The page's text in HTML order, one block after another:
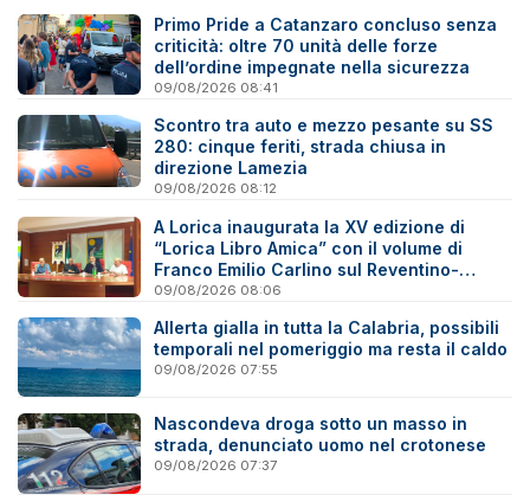
Primo Pride a Catanzaro concluso senza
criticità: oltre 70 unità delle forze
dell’ordine impegnate nella sicurezza
09/08/2026 08:41
Scontro tra auto e mezzo pesante su SS
280: cinque feriti, strada chiusa in
direzione Lamezia
09/08/2026 08:12
A Lorica inaugurata la XV edizione di
“Lorica Libro Amica” con il volume di
Franco Emilio Carlino sul Reventino-
Savuto
09/08/2026 08:06
Allerta gialla in tutta la Calabria, possibili
temporali nel pomeriggio ma resta il caldo
09/08/2026 07:55
Nascondeva droga sotto un masso in
strada, denunciato uomo nel crotonese
09/08/2026 07:37